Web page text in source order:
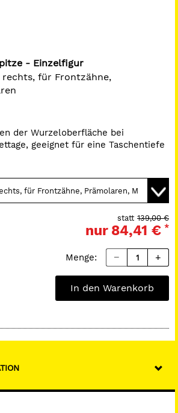
- Einzelfigur
für Frontzähne,
der Wurzeloberfläche bei
geeignet für eine Taschentiefe
A:passend für SONICflex 2008 / L,
139,00 €
statt
nur 84,41 € *
Menge:
In den Warenkorb